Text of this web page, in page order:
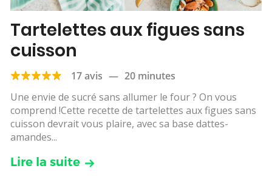
Tartelettes aux figues sans
cuisson
17 avis — 20 minutes
Une envie de sucré sans allumer le four ? On vous
comprend !Cette recette de tartelettes aux figues sans
cuisson devrait vous plaire, avec sa base dattes-
amandes...
Lire la suite